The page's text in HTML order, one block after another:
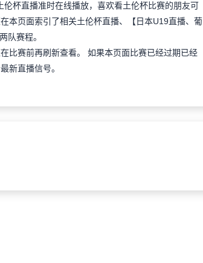
杯直播准时在线播放，喜欢看土伦杯比赛的朋友可
本页面索引了相关土伦杯直播、【日本U19直播、葡
队赛程。
比赛前再刷新查看。 如果本页面比赛已经过期已经
新直播信号。